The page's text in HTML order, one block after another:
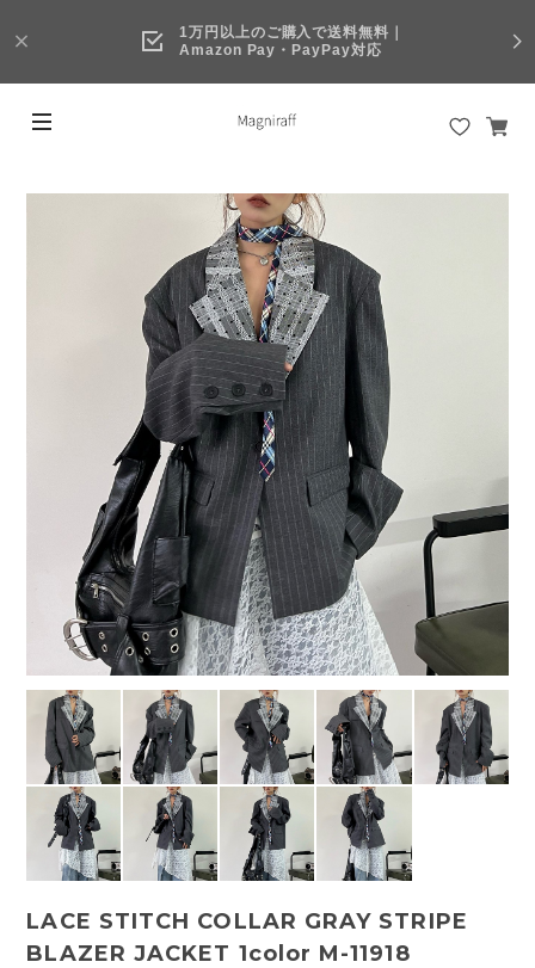
1万円以上のご購入で送料無料｜
Amazon Pay・PayPay対応
LACE STITCH COLLAR GRAY STRIPE
BLAZER JACKET 1color M-11918